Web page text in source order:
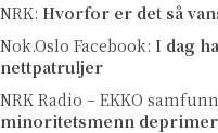
NRK: Hvorfor er det så
Nok.Oslo Facebook: I dag
nettpatruljer
NRK Radio – EKKO
minoritetsmenn